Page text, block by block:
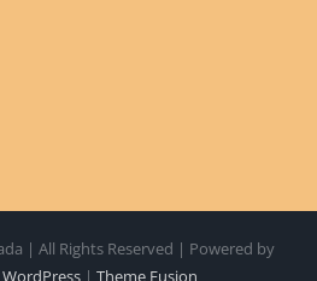
| All Rights Reserved | Powered by
WordPress | Theme Fusion